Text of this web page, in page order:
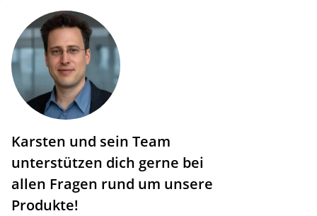
Karsten und sein Team
unterstützen dich gerne bei
allen Fragen rund um unsere
Produkte!